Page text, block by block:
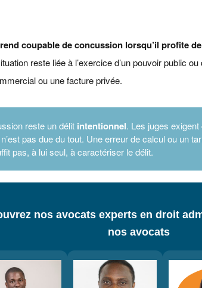
coupable de concussion lorsqu’il profite
reste liée à l’exercice d’un pouvoir public
ou une facture privée.
reste un délit intentionnel. Les juges
pas due du tout. Une erreur de calcul ou un
pas, à lui seul, à caractériser le délit.
nos avocats experts en droit
nos avocats